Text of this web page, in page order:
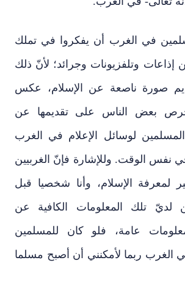
في الغرب أن يفكروا في تملك
إذاعات وتلفزيونات وجرائد؛ لأنّ ذلك
صورة ناصعة عن الإسلام، عكس
بعض الناس على تقديمها عن
المسلمين لوسائل الإعلام في الغرب
نفس الوقت. وللإشارة فإنّ الغربيين
لمعرفة الإسلام، وأنا شخصيا قبل
لديّ تلك المعلومات الكافية عن
معلومات عامة، فلو كان للمسلمين
الغرب ربما لأمكنني أن أصبح مسلما